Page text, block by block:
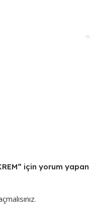
için yorum yapan
.